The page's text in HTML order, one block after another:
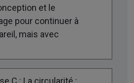
et le
pour continuer à
mais avec
C : La circularité :